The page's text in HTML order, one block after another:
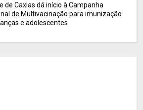
de Caxias dá início à Campanha
de Multivacinação para imunização
e adolescentes